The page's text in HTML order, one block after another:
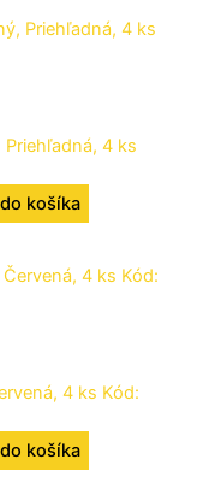
Priehľadná, 4 ks
košíka
4 ks Kód:
košíka